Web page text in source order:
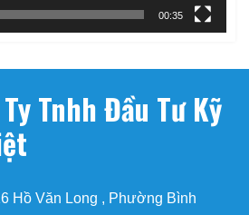
00:35
Tnhh Đầu Tư Kỹ
Hồ Văn Long , Phường Bình